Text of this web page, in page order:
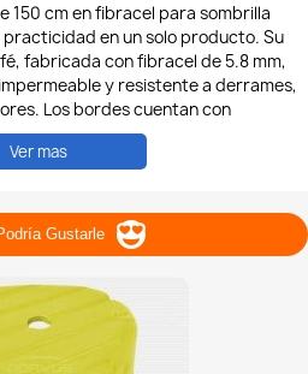
150 cm en fibracel para sombrilla
en un solo producto. Su
fabricada con fibracel de 5.8 mm,
y resistente a derrames,
Los bordes cuentan con
redondeadas que protegen a
elegante. La estructura
sombrilla. La mesa tiene un orificio
de hasta 1 1/2", proporcionando
Los regatones plásticos en las
deslizamientos. Con capacidad
aproximado de 150 kg, esta
eventos al aire libre, jardines,
Ver mas
Gustarle